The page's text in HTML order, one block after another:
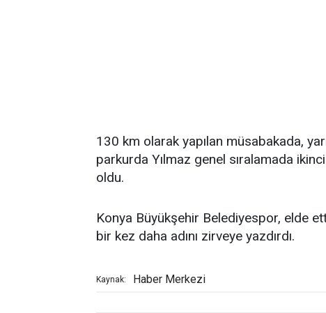
130 km olarak yapılan müsabakada,
parkurda Yılmaz genel sıralamada
oldu.
Konya Büyükşehir Belediyespor, elde
bir kez daha adını zirveye yazdırdı.
Kaynak: Haber Merkezi